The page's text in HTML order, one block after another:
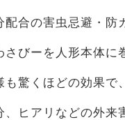
合の害虫忌避・防
さびーを人形本体に
も驚くほどの効果で
ヒアリなどの外来